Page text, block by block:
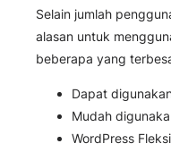
Selain jumlah
alasan untuk
beberapa yang
Dapat
Mudah
WordPress